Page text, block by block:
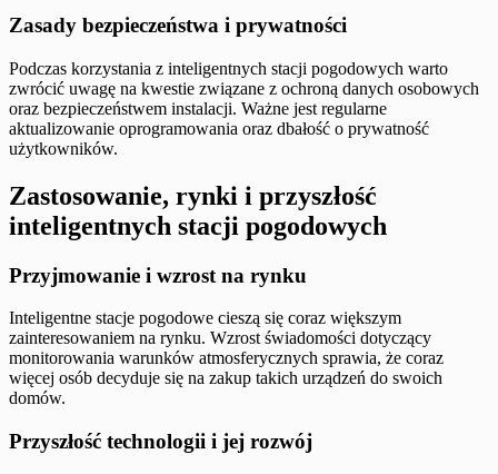
Zasady bezpieczeństwa i prywatności
Podczas korzystania z inteligentnych stacji pogodowych warto
zwrócić uwagę na kwestie związane z ochroną danych osobowych
oraz bezpieczeństwem instalacji. Ważne jest regularne
aktualizowanie oprogramowania oraz dbałość o prywatność
użytkowników.
Zastosowanie, rynki i przyszłość
inteligentnych stacji pogodowych
Przyjmowanie i wzrost na rynku
Inteligentne stacje pogodowe cieszą się coraz większym
zainteresowaniem na rynku. Wzrost świadomości dotyczący
monitorowania warunków atmosferycznych sprawia, że coraz
więcej osób decyduje się na zakup takich urządzeń do swoich
domów.
Przyszłość technologii i jej rozwój